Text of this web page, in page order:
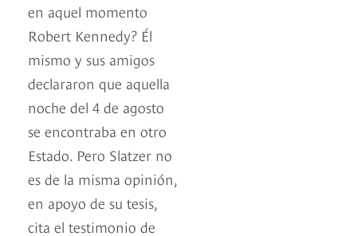
en aquel momento
Robert Kennedy? Él
mismo y sus amigos
declararon que aquella
noche del 4 de agosto
se encontraba en otro
Estado. Pero Slatzer no
es de la misma opinión,
en apoyo de su tesis,
cita el testimonio de